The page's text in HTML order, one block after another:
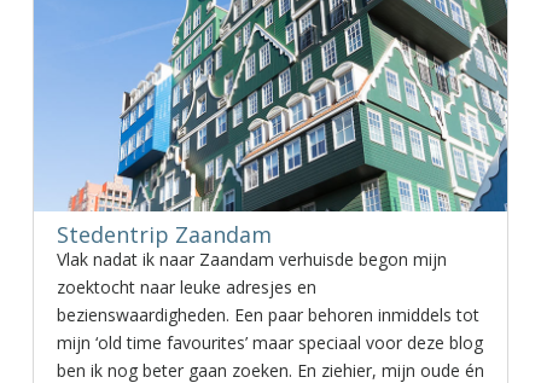
Stedentrip Zaandam
Vlak nadat ik naar Zaandam verhuisde begon mijn
zoektocht naar leuke adresjes en
bezienswaardigheden. Een paar behoren inmiddels tot
mijn ‘old time favourites’ maar speciaal voor deze blog
ben ik nog beter gaan zoeken. En ziehier, mijn oude én